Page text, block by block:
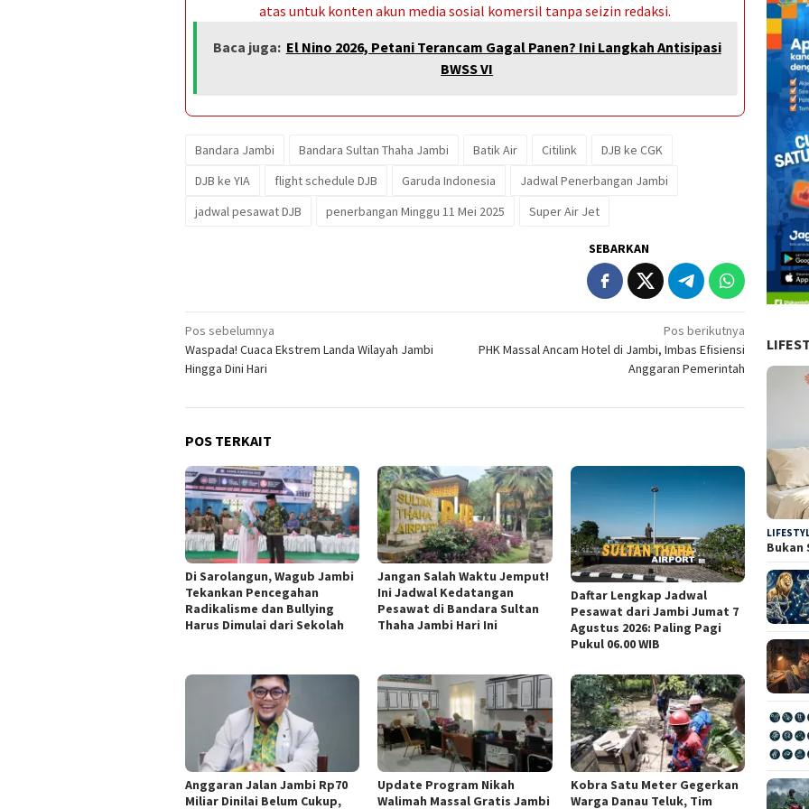
atas untuk konten akun media sosial komersil tanpa seizin redaksi.
Baca juga: El Nino 2026, Petani Terancam Gagal Panen? Ini Langkah Antisipasi
BWSS VI
Bandara Jambi Bandara Sultan Thaha Jambi Batik Air Citilink
DJB ke CGK
DJB ke YIA
flight schedule DJB Garuda Indonesia
Jadwal Penerbangan Jambi
jadwal pesawat DJB
penerbangan Minggu 11 Mei 2025 Super Air Jet
SEBARKAN
Navigasi
pos
Pos sebelumnya
Waspada! Cuaca Ekstrem Landa Wilayah Jambi
Hingga Dini Hari
Pos berikutnya
PHK Massal Ancam Hotel di Jambi, Imbas Efisiensi
Anggaran Pemerintah
POS TERKAIT
Di Sarolangun, Wagub Jambi
Tekankan Pencegahan
Radikalisme dan Bullying
Harus Dimulai dari Sekolah
Jangan Salah Waktu Jemput!
Ini Jadwal Kedatangan
Pesawat di Bandara Sultan
Thaha Jambi Hari Ini
Daftar Lengkap Jadwal
Pesawat dari Jambi Jumat 7
Agustus 2026: Paling Pagi
Pukul 06.00 WIB
Anggaran Jalan Jambi Rp70
Miliar Dinilai Belum Cukup,
Update Program Nikah
Walimah Massal Gratis Jambi
Kobra Satu Meter Gegerkan
Warga Danau Teluk, Tim
Bukan